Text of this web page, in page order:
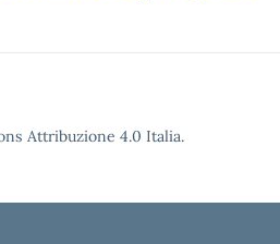
Attribuzione 4.0 Italia.